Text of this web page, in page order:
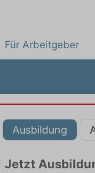
Für Arbeitgeber
Ausbildung
Jetzt